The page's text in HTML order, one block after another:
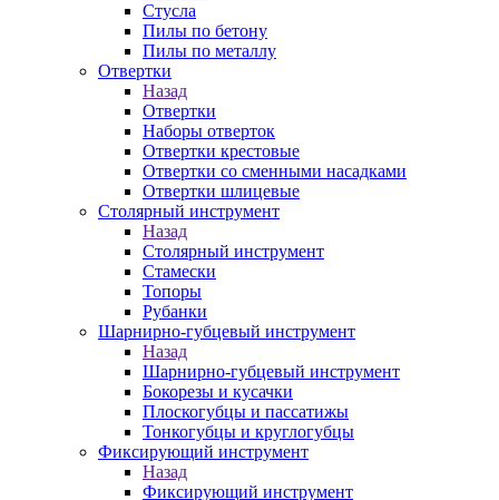
Стусла
Пилы по бетону
Пилы по металлу
Отвертки
Назад
Отвертки
Наборы отверток
Отвертки крестовые
Отвертки со сменными насадками
Отвертки шлицевые
Столярный инструмент
Назад
Столярный инструмент
Стамески
Топоры
Рубанки
Шарнирно-губцевый инструмент
Назад
Шарнирно-губцевый инструмент
Бокорезы и кусачки
Плоскогубцы и пассатижы
Тонкогубцы и круглогубцы
Фиксирующий инструмент
Назад
Фиксирующий инструмент